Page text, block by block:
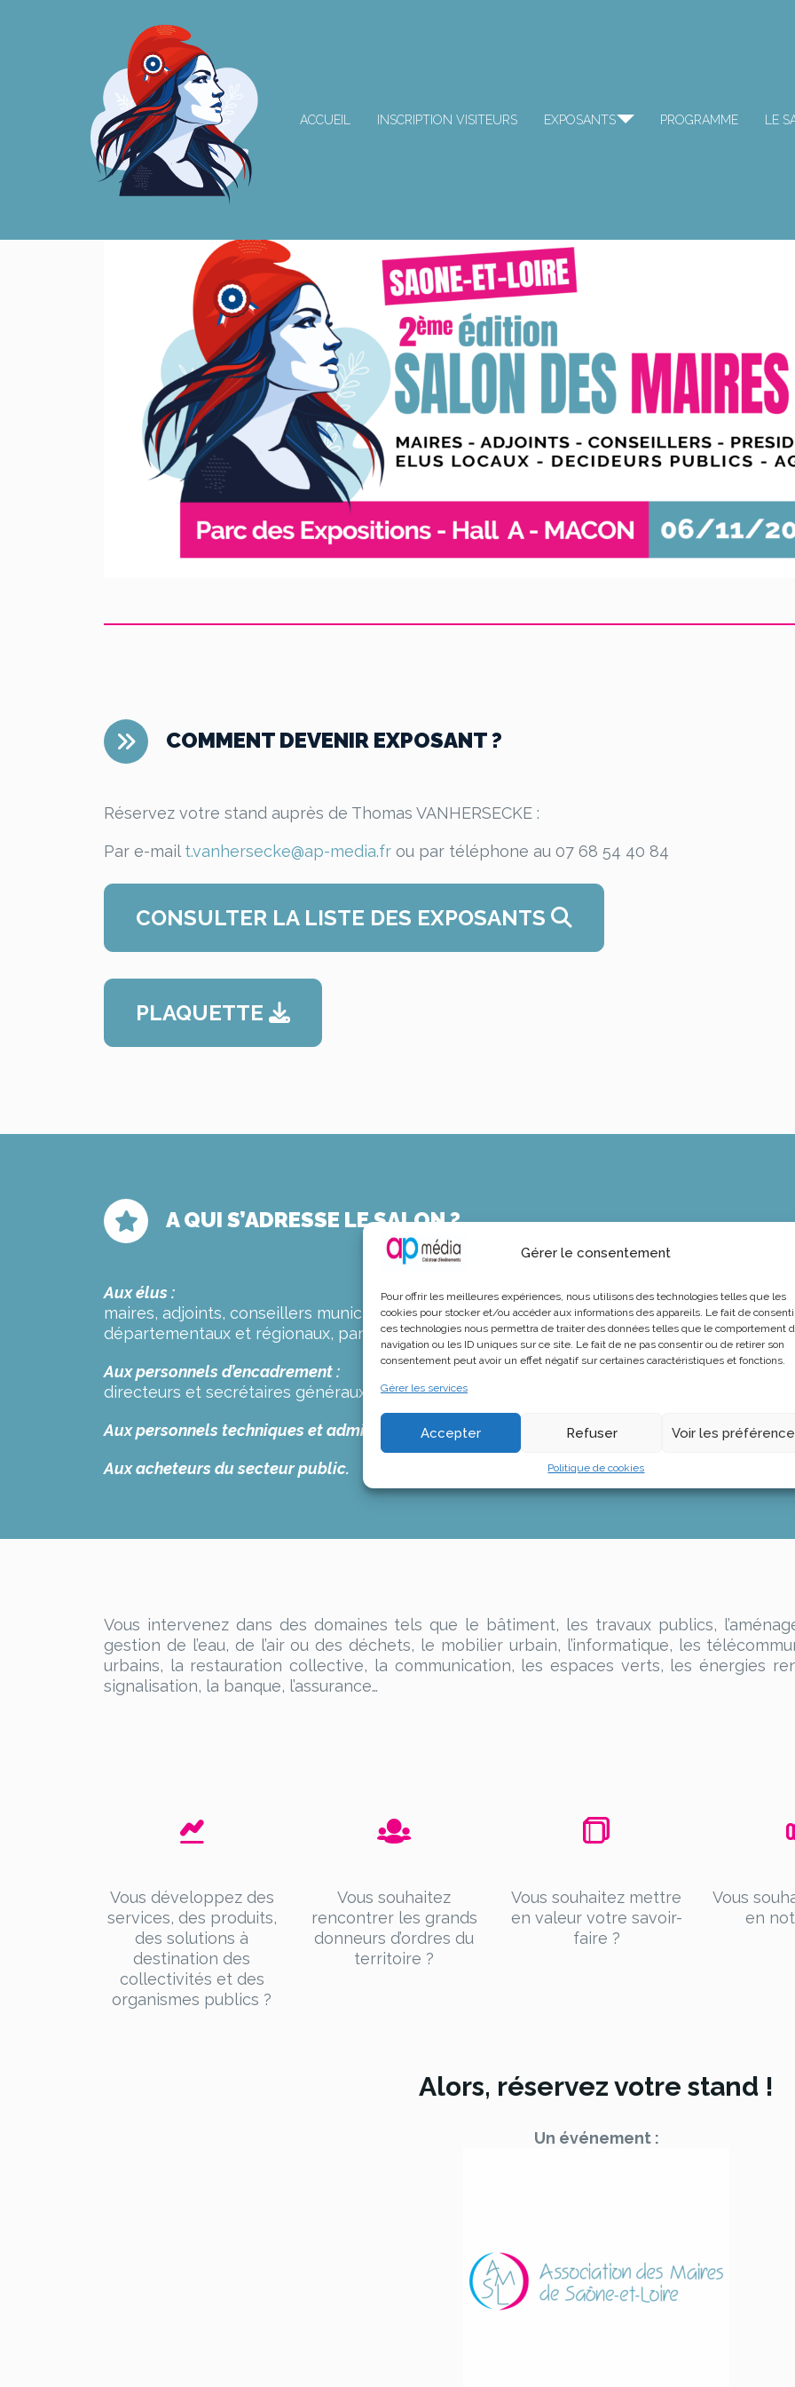
Gérer le consentement
Pour offrir les meilleures expériences, nous utilisons des technologies telles que les
cookies pour stocker et/ou accéder aux informations des appareils. Le fait de
ces technologies nous permettra de traiter des données telles que le comportement
navigation ou les ID uniques sur ce site. Le fait de ne pas consentir ou de retirer son
consentement peut avoir un effet négatif sur certaines caractéristiques et fonctions.
Gérer les services
Accepter Refuser Voir les
Politique de cookies
ACCUEIL INSCRIPTION VISITEURS EXPOSANTS PROGRAMME LE
COMMENT DEVENIR EXPOSANT ?
Réservez votre stand auprès de Thomas VANHERSECKE :
Par e-mail t.vanhersecke@ap-media.fr ou par téléphone au 07 68 54 40 84
CONSULTER LA LISTE DES EXPOSANTS
PLAQUETTE
A QUI S’ADRESSE LE SALON ?
Aux élus :
maires, adjoints, conseillers municipaux, présidents, élus communautaires conseillers
départementaux et régionaux, parlementaires, …
Aux personnels d’encadrement :
directeurs et secrétaires généraux, chefs de service, cadres…
Aux personnels techniques et administratifs.
Aux acheteurs du secteur public.
Vous intervenez dans des domaines tels que le bâtiment, les travaux publics,
gestion de l’eau, de l’air ou des déchets, le mobilier urbain, l’informatique, les
urbains, la restauration collective, la communication, les espaces verts, les énergies
signalisation, la banque, l’assurance…
Vous développez des
services, des produits,
des solutions à
destination des
collectivités et des
organismes publics ?
Vous souhaitez
rencontrer les grands
donneurs d’ordres du
territoire ?
Vous souhaitez mettre
en valeur votre savoir-
faire ?
Vous
en
Alors, réservez votre stand !
Un événement :